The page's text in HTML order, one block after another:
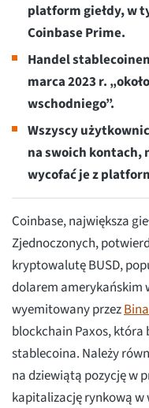
platform giełdy, w
Coinbase Prime.
Handel
marca 2023 r.
wschodniego”.
Wszyscy
na swoich kontach,
wycofać je z
Coinbase, największa
Zjednoczonych,
kryptowalutę BUSD,
dolarem amerykańskim
wyemitowany przez
blockchain Paxos, która
stablecoina. Należy
na dziewiątą pozycję w
kapitalizację rynkową w